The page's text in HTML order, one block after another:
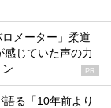
ロメーター」柔道
じていた声の力
PR
る「10年前より